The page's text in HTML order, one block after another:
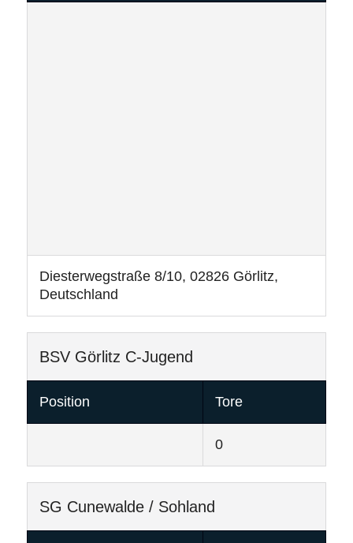
Diesterwegstraße 8/10, 02826 Görlitz,
Deutschland
BSV Görlitz C-Jugend
Position Tore
0
SG Cunewalde / Sohland